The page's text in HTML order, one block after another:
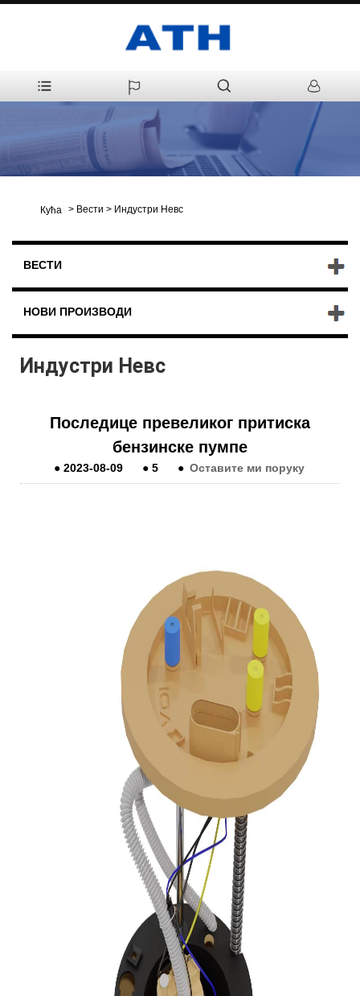
Кућа > Вести > Индустри Невс
ВЕСТИ
НОВИ ПРОИЗВОДИ
Индустри Невс
Последице превеликог притиска
бензинске пумпе
● 2023-08-09 ● 5 ● Оставите ми поруку